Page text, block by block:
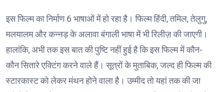
इस फिल्म का निर्माण 6 भाषाओं में हो रहा है। फिल्म हिंदी, तमिल, तेलुगु,
मलयालम और कन्नड़ के अलावा बंगाली भाषा में भी रिलीज़ की जाएगी।
हालांकि, अभी तक इस बात की पुष्टि नहीं हुई है कि इस फिल्म में कौन-
कौन सितारे एक्टिंग करने वाले हैं। सूत्रों के मुताबिक, जल्द ही फिल्म की
स्टारकास्ट को लेकर मंथन होने वाला है। उम्मीद तो यहां तक की जा